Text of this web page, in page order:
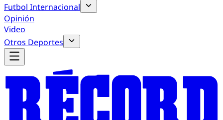
Futbol Internacional
Opinión
Video
Otros Deportes